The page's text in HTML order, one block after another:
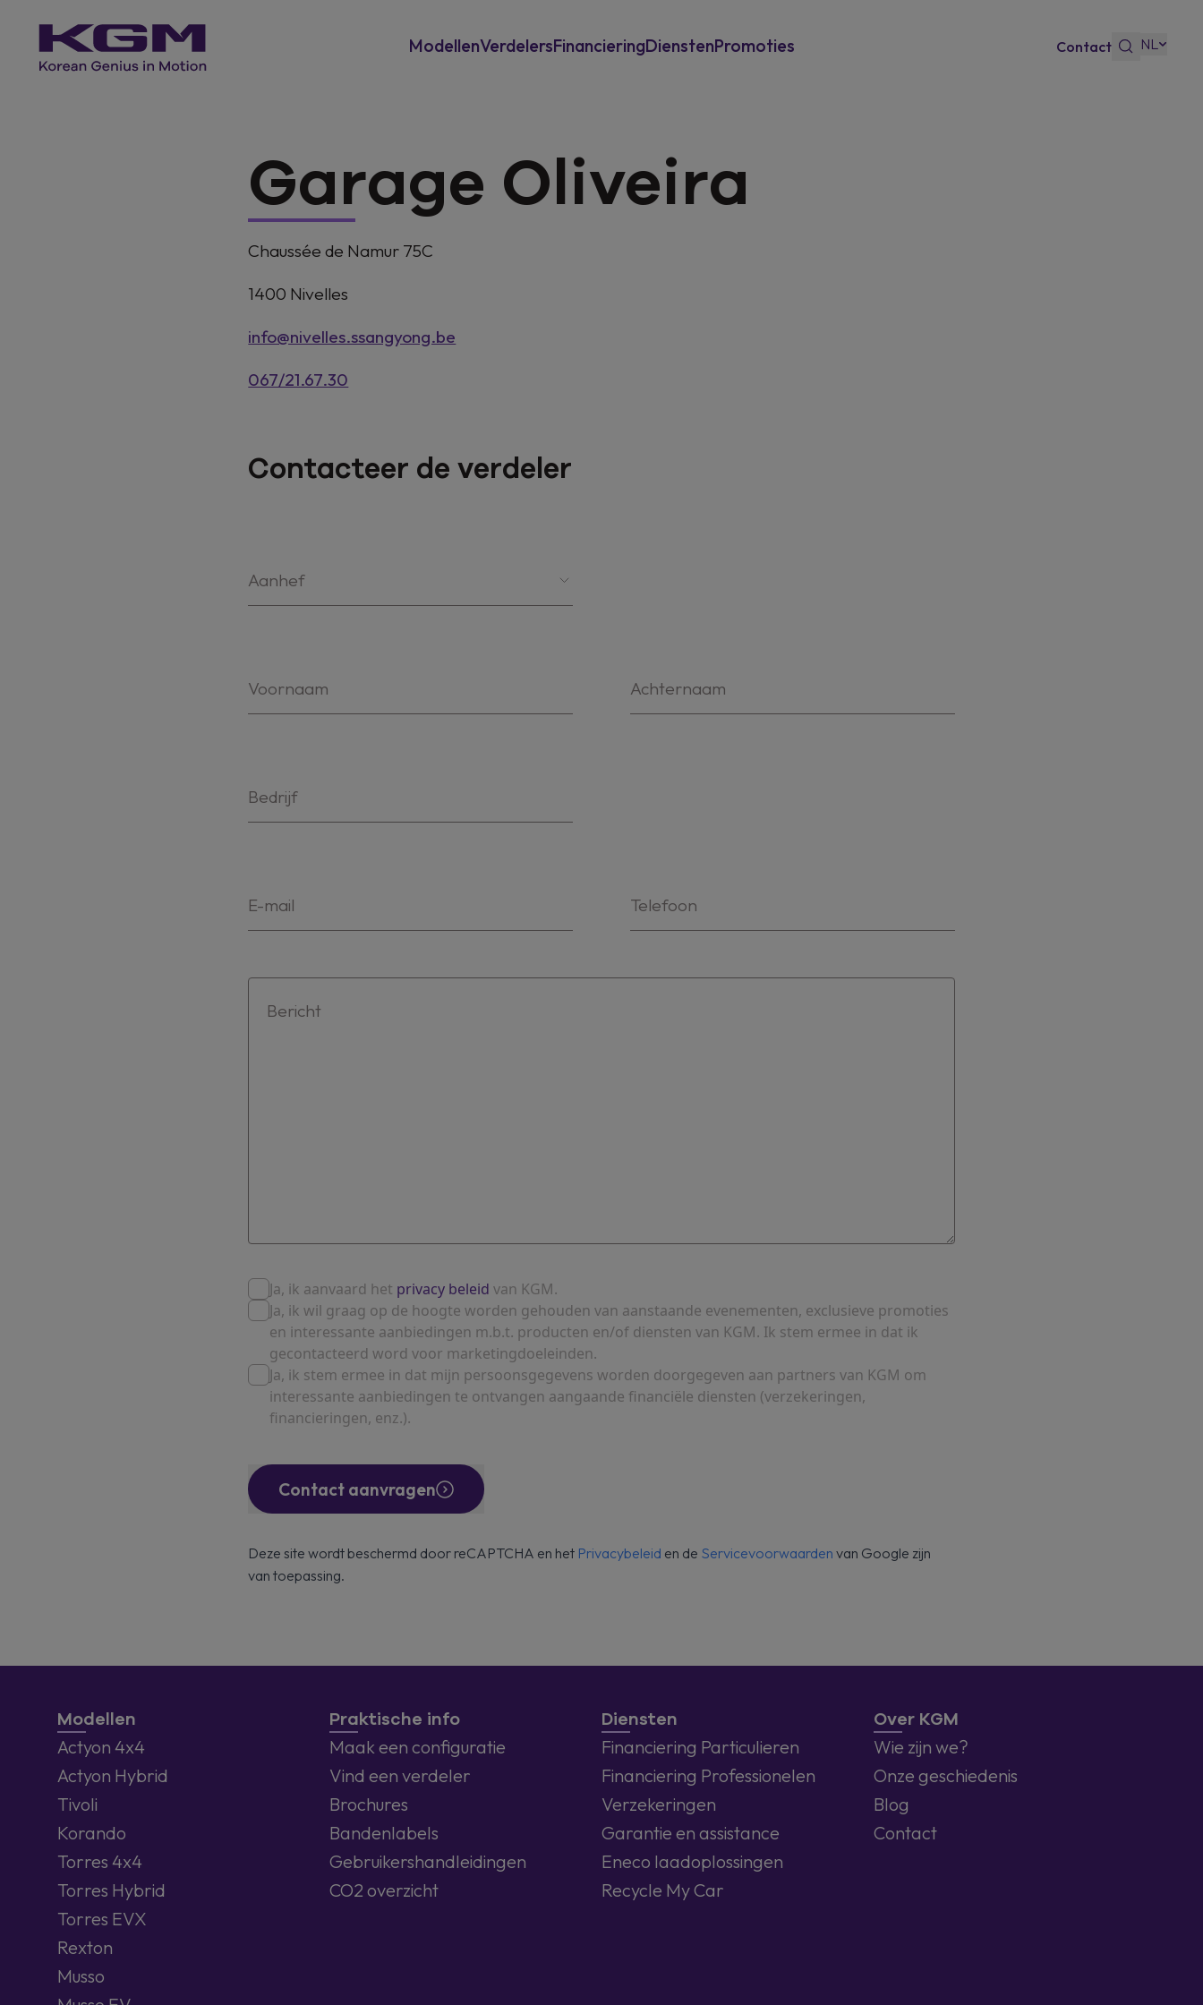
ModellenVerdelersFinanciering
Voor professionelen
Diensten
Garantie & assistance
Verzekering
Promoties Contact NL
Garage Oliveira
Chaussée de Namur 75C
1400 Nivelles
info@nivelles.ssangyong.be
067/21.67.30
Contacteer de verdeler
Aanhef
Ja, ik aanvaard het privacy beleid van KGM.
Ja, ik wil graag op de hoogte worden gehouden van aanstaande evenementen, exclusieve promoties
en interessante aanbiedingen m.b.t. producten en/of diensten van KGM. Ik stem ermee in dat ik
gecontacteerd word voor marketingdoeleinden.
Ja, ik stem ermee in dat mijn persoonsgegevens worden doorgegeven aan partners van KGM om
interessante aanbiedingen te ontvangen aangaande financiële diensten (verzekeringen,
financieringen, enz.).
Contact aanvragen
Deze site wordt beschermd door reCAPTCHA en het Privacybeleid en de Servicevoorwaarden van Google zijn
van toepassing.
Modellen
Actyon 4x4
Actyon Hybrid
Tivoli
Korando
Torres 4x4
Torres Hybrid
Torres EVX
Rexton
Musso
Praktische info
Maak een configuratie
Vind een verdeler
Brochures
Bandenlabels
Gebruikershandleidingen
CO2 overzicht
Diensten
Financiering Particulieren
Financiering Professionelen
Verzekeringen
Garantie en assistance
Eneco laadoplossingen
Recycle My Car
Over KGM
Wie zijn we?
Onze geschiedenis
Blog
Contact